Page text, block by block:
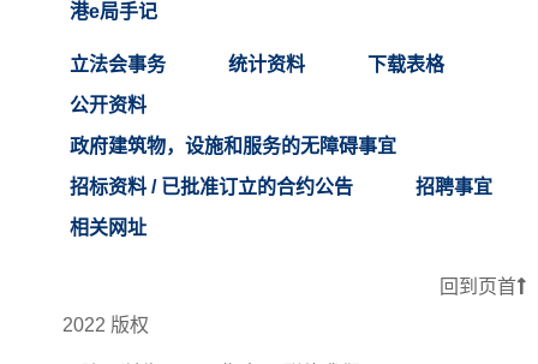
港e局手记
立法会事务 统计资料
下载表格
公开资料
政府建筑物，设施和服务的无障碍事宜
招标资料 / 已批准订立的合约公告
招聘事宜
相关网址
回到页首
2022 版权